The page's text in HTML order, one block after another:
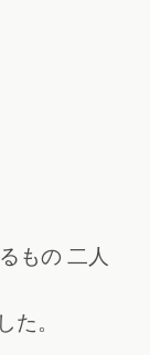
もの 二人
た。